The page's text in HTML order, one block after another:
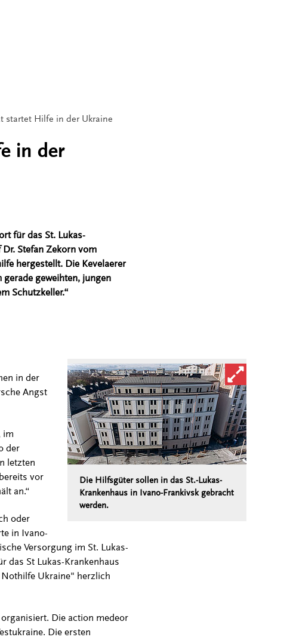
startet Hilfe in der Ukraine
in der
für das St. Lukas-
Stefan Zekorn vom
hergestellt. Die Kevelaerer
geweihten, jungen
Schutzkeller.“
Bild in
Die Hilfsgüter sollen in das St.-Lukas-
Krankenhaus in Ivano-Frankivsk gebracht
werden.
in der
Angst
im
der
letzten
vor
an.“
oder
in Ivano-
Versorgung im St. Lukas-
das St Lukas-Krankenhaus
Ukraine" herzlich
Die action medeor
Die ersten